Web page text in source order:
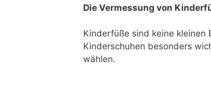
Die Vermessung von
Kinderfüße sind keine kleinen
Kinderschuhen besonders
wählen.